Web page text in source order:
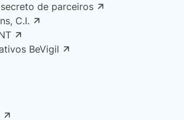
de parceiros
C.I.
BeVigil